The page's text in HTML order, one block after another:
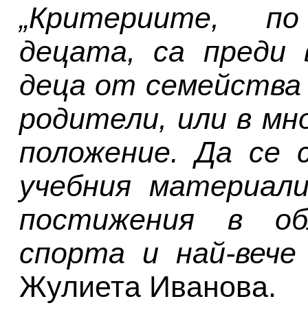
„Критериите,
децата, са преди
деца от семейства
родители, или в
положение. Да се
учебния
постижения в
спорта и най-
Жулиета Иванова.